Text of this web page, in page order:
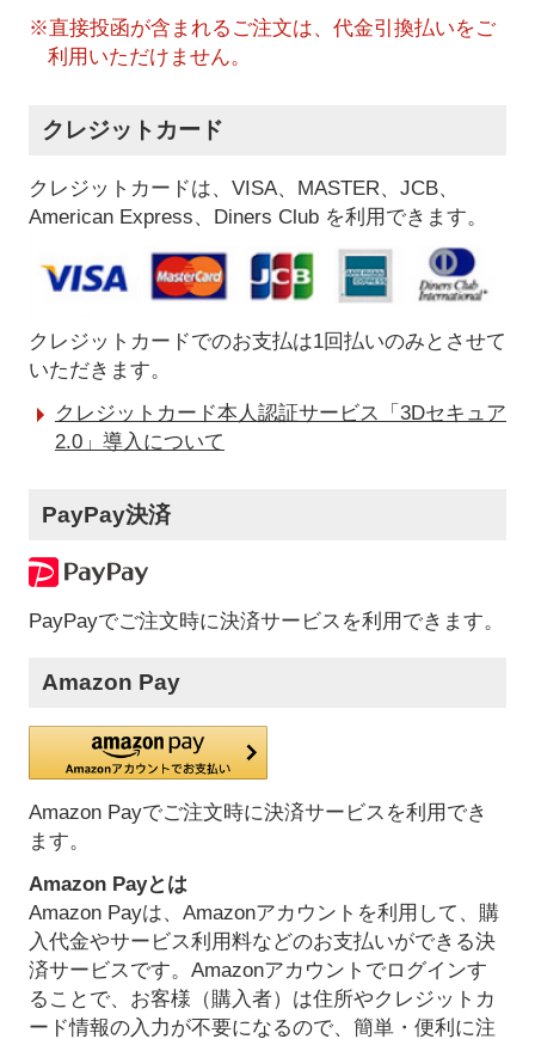
※直接投函が含まれるご注文は、代金引換払いをご
利用いただけません。
クレジットカード
クレジットカードは、VISA、MASTER、JCB、
American Express、Diners Club を利用できます。
クレジットカードでのお支払は1回払いのみとさせて
いただきます。
クレジットカード本人認証サービス「3Dセキュア
2.0」導入について
PayPay決済
PayPayでご注文時に決済サービスを利用できます。
Amazon Pay
Amazon Payでご注文時に決済サービスを利用でき
ます。
Amazon Payとは
Amazon Payは、Amazonアカウントを利用して、購
入代金やサービス利用料などのお支払いができる決
済サービスです。Amazonアカウントでログインす
ることで、お客様（購入者）は住所やクレジットカ
ード情報の入力が不要になるので、簡単・便利に注